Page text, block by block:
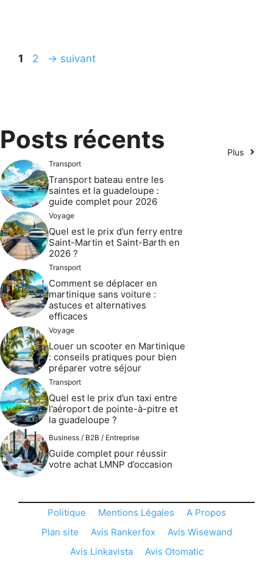
Page
1 Page
2 → suivant
Posts récents Plus
Transport
Transport bateau entre les
saintes et la guadeloupe :
guide complet pour 2026
Voyage
Quel est le prix d’un ferry entre
Saint-Martin et Saint-Barth en
2026 ?
Transport
Comment se déplacer en
martinique sans voiture :
astuces et alternatives
efficaces
Voyage
Louer un scooter en Martinique
: conseils pratiques pour bien
préparer votre séjour
Transport
Quel est le prix d’un taxi entre
l’aéroport de pointe-à-pitre et
la guadeloupe ?
Business / B2B / Entreprise
Guide complet pour réussir
votre achat LMNP d’occasion
Politique Mentions Légales
A Propos
Plan site
Avis Rankerfox
Avis Wisewand
Avis Linkavista
Avis Otomatic